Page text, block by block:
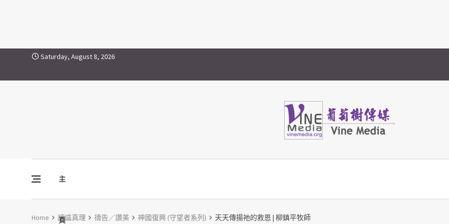
Skip to contentSaturday, August 8, 2026
主
頁
Vine Media
葡萄樹傳媒
Home 認識真理 禱告／讚美 神國復興 (守望者系列) 天天傳揚祂的救恩 | 柳鎮平牧師